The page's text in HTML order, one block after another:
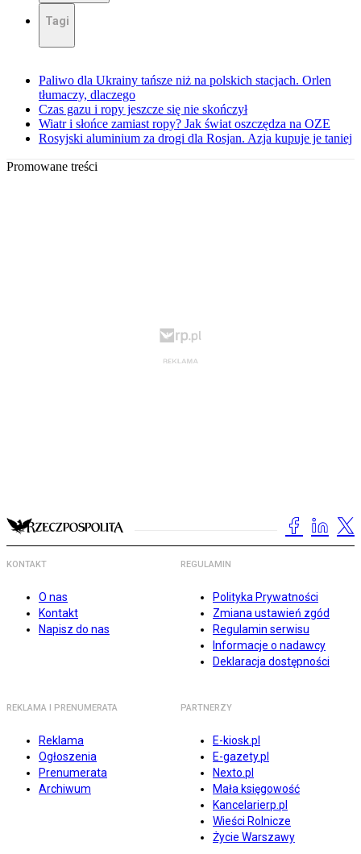
Tagi
Paliwo dla Ukrainy tańsze niż na polskich stacjach. Orlen
tłumaczy, dlaczego
Czas gazu i ropy jeszcze się nie skończył
Wiatr i słońce zamiast ropy? Jak świat oszczędza na OZE
Rosyjski aluminium za drogi dla Rosjan. Azja kupuje je taniej
Promowane treści
KONTAKT
O nas
Kontakt
Napisz do nas
REGULAMIN
Polityka Prywatności
Zmiana ustawień zgód
Regulamin serwisu
Informacje o nadawcy
Deklaracja dostępności
REKLAMA I PRENUMERATA
Reklama
Ogłoszenia
Prenumerata
Archiwum
PARTNERZY
E-kiosk.pl
E-gazety.pl
Nexto.pl
Mała księgowość
Kancelarierp.pl
Wieści Rolnicze
Życie Warszawy